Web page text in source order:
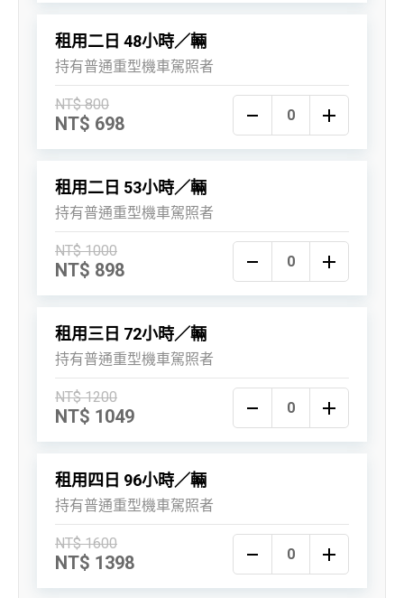
租用二日 48小時／輛
持有普通重型機車駕照者
NT$ 800
NT$ 698
租用二日 53小時／輛
持有普通重型機車駕照者
NT$ 1000
NT$ 898
租用三日 72小時／輛
持有普通重型機車駕照者
NT$ 1200
NT$ 1049
租用四日 96小時／輛
持有普通重型機車駕照者
NT$ 1600
NT$ 1398